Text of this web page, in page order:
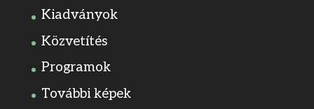
Kiadványok
Közvetítés
Programok
További képek